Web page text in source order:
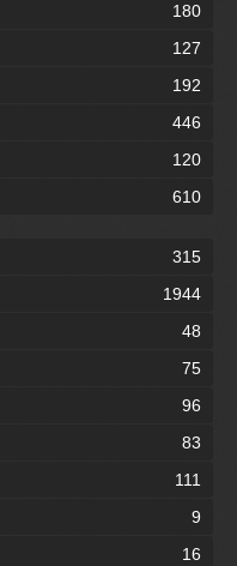
180
127
192
446
120
610
315
1944
48
75
96
83
111
9
16